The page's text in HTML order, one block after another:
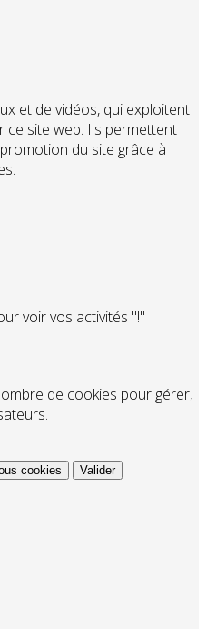
et de vidéos, qui exploitent
ce site web. Ils permettent
du site grâce à
voir vos activités "!"
de cookies pour gérer,
cookies Valider